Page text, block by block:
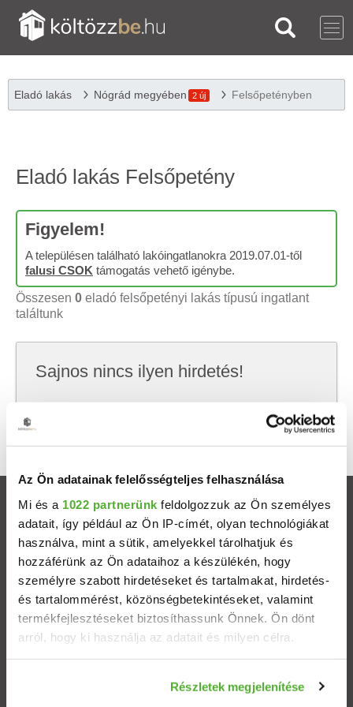
Az Ön adatainak felelősségteljes felhasználása
Mi és a 1022 partnerünk feldolgozzuk az Ön személyes
adatait, így például az Ön IP-címét, olyan technológiákat
használva, mint a sütik, amelyekkel tárolhatjuk és
hozzáférünk az Ön adataihoz a készülékén, hogy
személyre szabott hirdetéseket és tartalmakat, hirdetés-
és tartalommérést, közönségbetekintéseket, valamint
termékfejlesztéseket biztosíthassunk Önnek. Ön dönt
arról, hogy ki használja az adatait és milyen célra.
Információgyűjtés az Ön földrajzi elhelyezkedéséről
Részletek megjelenítése
Eladó lakás Nógrád megyében 2 új Felsőpetényben
Eladó lakás Felsőpetény
Figyelem!
A településen található lakóingatlanokra 2019.07.01-től
falusi CSOK támogatás vehető igénybe.
Összesen 0 eladó felsőpetényi lakás típusú ingatlant
találtunk
Sajnos nincs ilyen hirdetés!
keresni, hátha akkor megtalálod, amit keresel.
Ingatlanok
Eladó házak
Eladó lakások
Települések